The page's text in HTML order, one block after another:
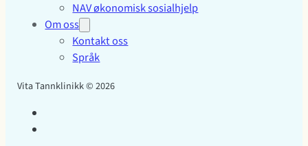
NAV økonomisk sosialhjelp
Om oss
Kontakt oss
Språk
Vita Tannklinikk © 2026